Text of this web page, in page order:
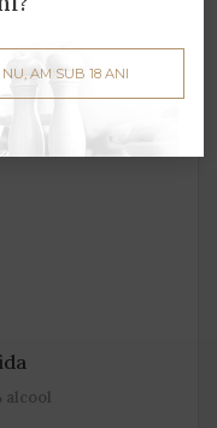
alcool
NU, AM SUB 18 ANI